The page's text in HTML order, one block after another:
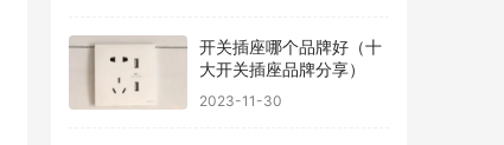
开关插座哪个品牌好（十
大开关插座品牌分享）
2023-11-30